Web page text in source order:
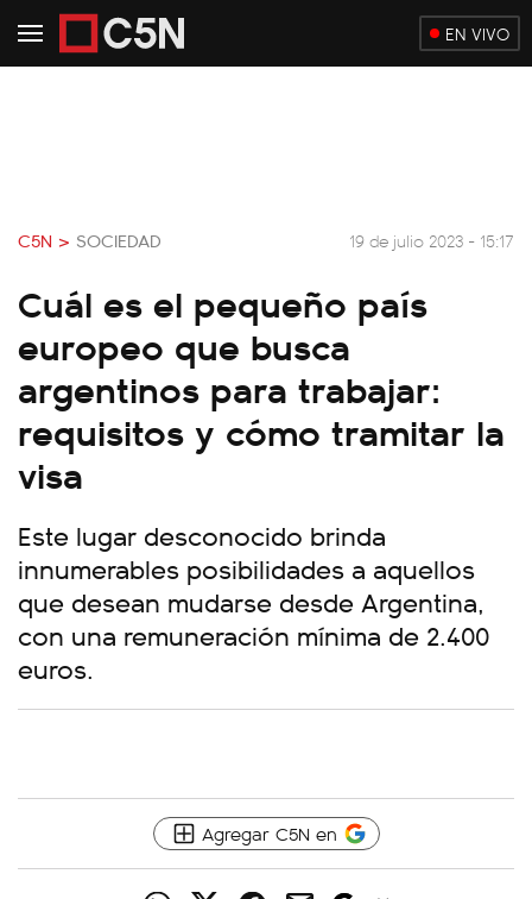
EN VIVO
C5N > SOCIEDAD 19 de julio 2023 - 15:17
Cuál es el pequeño país
europeo que busca
argentinos para trabajar:
requisitos y cómo tramitar la
visa
Este lugar desconocido brinda
innumerables posibilidades a aquellos
que desean mudarse desde Argentina,
con una remuneración mínima de 2.400
euros.
Agregar C5N en